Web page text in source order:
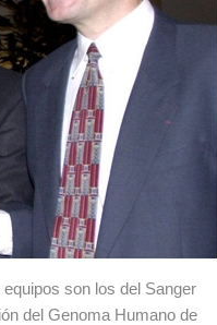
son los del Sanger
del Genoma Humano de